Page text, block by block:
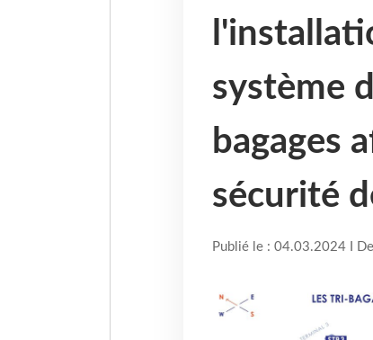
système
bagages
sécurité
Publié le : 04.03.2024 I